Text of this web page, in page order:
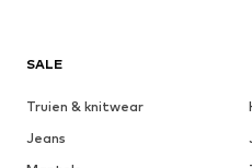
SALE
Truien & knitwear
Jeans